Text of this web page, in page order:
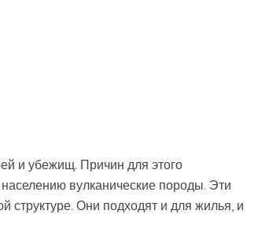
и убежищ. Причин для этого
вулканические породы. Эти
структуре. Они подходят и для жилья, и